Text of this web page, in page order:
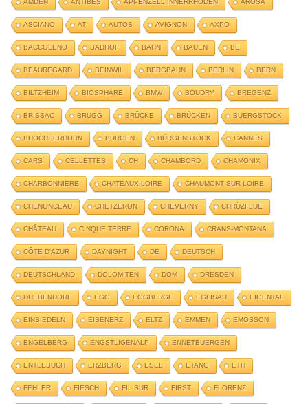
AMDEN ANTIBES APPENZELL INNERRHODEN AROSA
ASCIANO AT AUTOS AVIGNON AXPO
BACCOLENO BADHOF BAHN BAUEN BE
BEAUREGARD BEINWIL BERGBAHN BERLIN BERN
BILTZHEIM BIOSPHÄRE BMW BOUDRY BREGENZ
BRISSAC BRUGG BRÜCKE BRÜCKEN BUERGSTOCK
BUOCHSERHORN BURGEN BÜRGENSTOCK CANNES
CARS CELLETTES CH CHAMBORD CHAMONIX
CHARBONNIERE CHATEAUX LOIRE CHAUMONT SUR LOIRE
CHENONCEAU CHETZERON CHEVERNY CHRÜZFLUE
CHÂTEAU CINQUE TERRE CORONA CRANS-MONTANA
CÔTE D'AZUR DAYNIGHT DE DEUTSCH
DEUTSCHLAND DOLOMITEN DOM DRESDEN
DUEBENDORF EGG EGGBERGE EGLISAU EIGENTAL
EINSIEDELN EISENERZ ELTZ EMMEN EMOSSON
ENGELBERG ENGSTLIGENALP ENNETBUERGEN
ENTLEBUCH ERZBERG ESEL ETANG ETH
FEHLER FIESCH FILISUR FIRST FLORENZ